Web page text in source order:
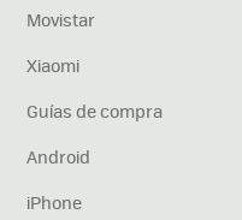
Movistar
Xiaomi
Guías de compra
Android
iPhone